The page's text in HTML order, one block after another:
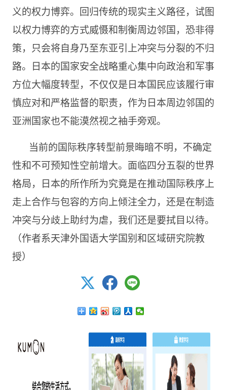
义的权力博弈。回归传统的现实主义路径，试图
以权力博弈的方式威慑和制衡周边邻国，恐非得
策，只会将自身乃至东亚引上冲突与分裂的不归
路。日本的国家安全战略重心集中向政治和军事
方位大幅度转型，不仅仅是日本国民应该履行审
慎应对和严格监督的职责，作为日本周边邻国的
亚洲国家也不能漠然视之袖手旁观。
当前的国际秩序转型前景晦暗不明，不确定
性和不可预知性空前增大。面临四分五裂的世界
格局，日本的所作所为究竟是在推动国际秩序上
走上合作与包容的方向上倾注全力，还是在制造
冲突与分歧上助纣为虐，我们还是要拭目以待。
（作者系天津外国语大学国别和区域研究院教
授）